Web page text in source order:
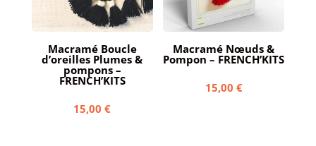
Macramé Boucle
d’oreilles Plumes &
pompons –
FRENCH’KITS
15,00€
Macramé Nœuds &
Pompon – FRENCH’KITS
15,00 €